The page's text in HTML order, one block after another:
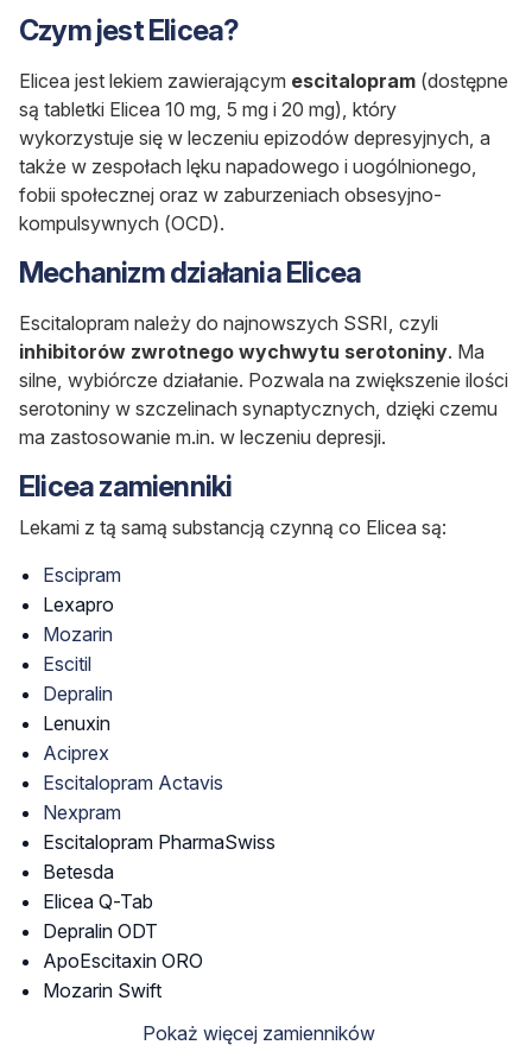
Czym jest Elicea?
Elicea jest lekiem zawierającym escitalopram (dostępne
są tabletki Elicea 10 mg, 5 mg i 20 mg), który
wykorzystuje się w leczeniu epizodów depresyjnych, a
także w zespołach lęku napadowego i uogólnionego,
fobii społecznej oraz w zaburzeniach obsesyjno-
kompulsywnych (OCD).
Mechanizm działania Elicea
Escitalopram należy do najnowszych SSRI, czyli
inhibitorów zwrotnego wychwytu serotoniny. Ma
silne, wybiórcze działanie. Pozwala na zwiększenie ilości
serotoniny w szczelinach synaptycznych, dzięki czemu
ma zastosowanie m.in. w leczeniu depresji.
Elicea zamienniki
Lekami z tą samą substancją czynną co Elicea są:
Escipram
Lexapro
Mozarin
Escitil
Depralin
Lenuxin
Aciprex
Escitalopram Actavis
Nexpram
Escitalopram PharmaSwiss
Betesda
Elicea Q-Tab
Depralin ODT
ApoEscitaxin ORO
Mozarin Swift
Pokaż więcej zamienników